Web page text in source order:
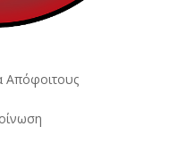
Απόφοιτους